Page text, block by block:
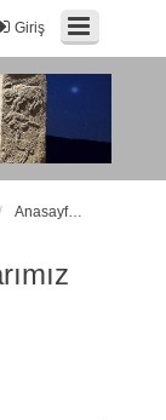
Giriş
Anasayfamız ve Forumlarımız Hakkında